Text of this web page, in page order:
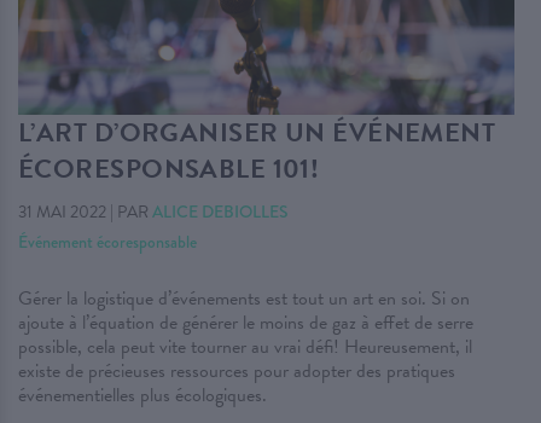
L’ART D’ORGANISER UN ÉVÉNEMENT
ÉCORESPONSABLE 101!
31 MAI 2022 | PAR ALICE DEBIOLLES
Événement écoresponsable
Gérer la logistique d’événements est tout un art en soi. Si on
ajoute à l’équation de générer le moins de gaz à effet de serre
possible, cela peut vite tourner au vrai défi! Heureusement, il
existe de précieuses ressources pour adopter des pratiques
événementielles plus écologiques.